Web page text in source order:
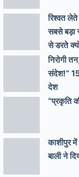
रिश्वत
सबसे बड़ा
से डरते
निरोगी
संदेश!”
देश
“प्रकृति
काशीपुर
बाली ने